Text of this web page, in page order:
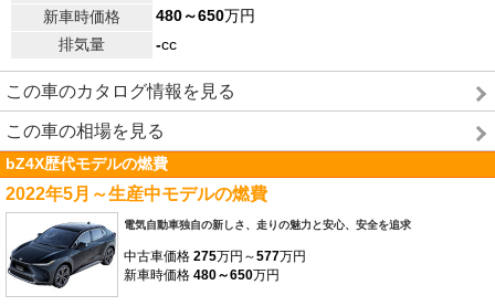
新車時価格
480～650万円
排気量
-cc
この車のカタログ情報を見る
この車の相場を見る
bZ4X歴代モデルの燃費
2022年5月～生産中モデルの燃費
電気自動車独自の新しさ、走りの魅力と安心、安全を追求
中古車価格 275万円～577万円
新車時価格 480～650万円